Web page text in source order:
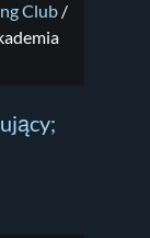
Club /